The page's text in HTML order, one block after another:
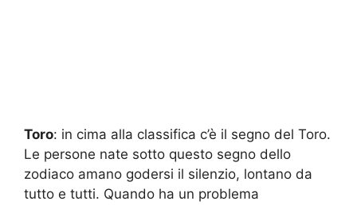
Toro: in cima alla classifica c’è il segno del Toro.
Le persone nate sotto questo segno dello
zodiaco amano godersi il silenzio, lontano da
tutto e tutti. Quando ha un problema